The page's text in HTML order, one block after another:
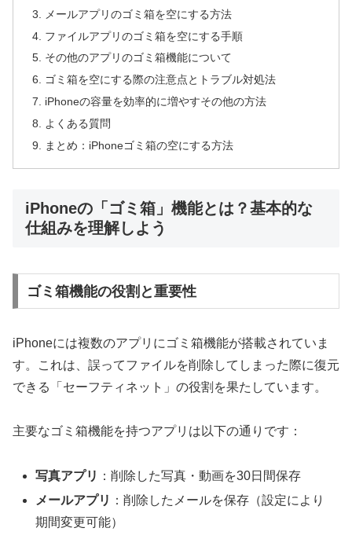
メールアプリのゴミ箱を空にする方法
ファイルアプリのゴミ箱を空にする手順
その他のアプリのゴミ箱機能について
ゴミ箱を空にする際の注意点とトラブル対処法
iPhoneの容量を効率的に増やすその他の方法
よくある質問
まとめ：iPhoneゴミ箱の空にする方法
iPhoneの「ゴミ箱」機能とは？基本的な
仕組みを理解しよう
ゴミ箱機能の役割と重要性
iPhoneには複数のアプリにゴミ箱機能が搭載されていま
す。これは、誤ってファイルを削除してしまった際に復元
できる「セーフティネット」の役割を果たしています。
主要なゴミ箱機能を持つアプリは以下の通りです：
写真アプリ ：削除した写真・動画を30日間保存
メールアプリ ：削除したメールを保存（設定により
期間変更可能）